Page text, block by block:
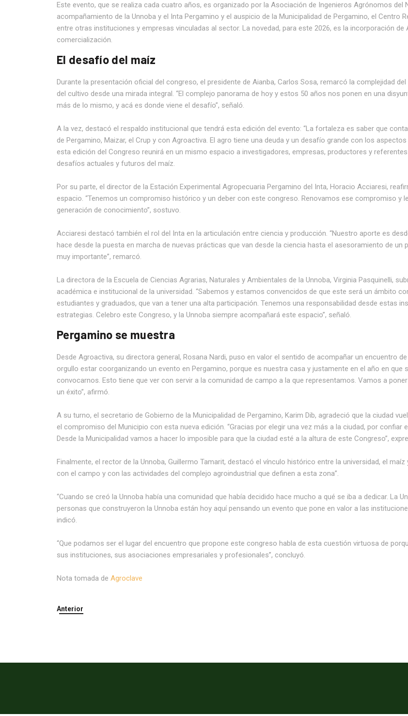
Este evento, que se realiza cada cuatro años, es organizado por la Asociación de Ingenieros Agrónomos del
acompañamiento de la Unnoba y el Inta Pergamino y el auspicio de la Municipalidad de Pergamino, el Centro
entre otras instituciones y empresas vinculadas al sector. La novedad, para este 2026, es la incorporación
comercialización.
El desafío del maíz
Durante la presentación oficial del congreso, el presidente de Aianba, Carlos Sosa, remarcó la complejidad
del cultivo desde una mirada integral. “El complejo panorama de hoy y estos 50 años nos ponen en una
más de lo mismo, y acá es donde viene el desafío”, señaló.
A la vez, destacó el respaldo institucional que tendrá esta edición del evento: “La fortaleza es saber que
de Pergamino, Maizar, el Crup y con Agroactiva. El agro tiene una deuda y un desafío grande con los
esta edición del Congreso reunirá en un mismo espacio a investigadores, empresas, productores y
desafíos actuales y futuros del maíz.
Por su parte, el director de la Estación Experimental Agropecuaria Pergamino del Inta, Horacio Acciaresi,
espacio. “Tenemos un compromiso histórico y un deber con este congreso. Renovamos ese compromiso y
generación de conocimiento”, sostuvo.
Acciaresi destacó también el rol del Inta en la articulación entre ciencia y producción. “Nuestro aporte es
hace desde la puesta en marcha de nuevas prácticas que van desde la ciencia hasta el asesoramiento de un
muy importante”, remarcó.
La directora de la Escuela de Ciencias Agrarias, Naturales y Ambientales de la Unnoba, Virginia Pasquinelli,
académica e institucional de la universidad. “Sabemos y estamos convencidos de que este será un ámbito
estudiantes y graduados, que van a tener una alta participación. Tenemos una responsabilidad desde estas
estrategias. Celebro este Congreso, y la Unnoba siempre acompañará este espacio”, señaló.
Pergamino se muestra
Desde Agroactiva, su directora general, Rosana Nardi, puso en valor el sentido de acompañar un encuentro
orgullo estar coorganizando un evento en Pergamino, porque es nuestra casa y justamente en el año en que
convocarnos. Esto tiene que ver con servir a la comunidad de campo a la que representamos. Vamos a
un éxito”, afirmó.
A su turno, el secretario de Gobierno de la Municipalidad de Pergamino, Karim Dib, agradeció que la ciudad
el compromiso del Municipio con esta nueva edición. “Gracias por elegir una vez más a la ciudad, por confiar
Desde la Municipalidad vamos a hacer lo imposible para que la ciudad esté a la altura de este Congreso”,
Finalmente, el rector de la Unnoba, Guillermo Tamarit, destacó el vínculo histórico entre la universidad, el
con el campo y con las actividades del complejo agroindustrial que definen a esta zona”.
“Cuando se creó la Unnoba había una comunidad que había decidido hace mucho a qué se iba a dedicar. La
personas que construyeron la Unnoba están hoy aquí pensando un evento que pone en valor a las
indicó.
“Que podamos ser el lugar del encuentro que propone este congreso habla de esta cuestión virtuosa de
sus instituciones, sus asociaciones empresariales y profesionales”, concluyó.
Nota tomada de Agroclave
Anterior